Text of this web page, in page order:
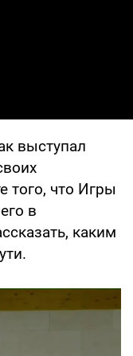
выступал
того, что Игры
в
каким